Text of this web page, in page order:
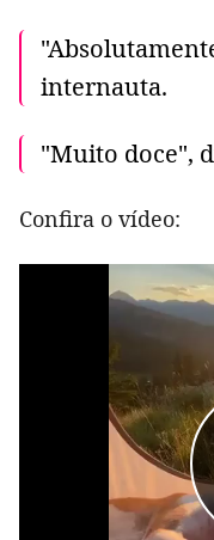
internauta.
"Muito doce",
Confira o vídeo: